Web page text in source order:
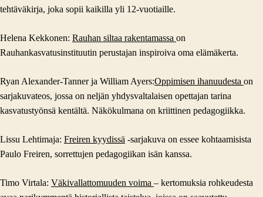
tehtäväkirja, joka sopii kaikilla yli 12-vuotiaille.
Helena Kekkonen: Rauhan siltaa rakentamassa on
Rauhankasvatusinstituutin perustajan inspiroiva oma elämäkerta.
Ryan Alexander-Tanner ja William Ayers:Oppimisen ihanuudesta on
sarjakuvateos, jossa on neljän yhdysvaltalaisen opettajan tarina
kasvatustyönsä kentältä. Näkökulmana on kriittinen pedagogiikka.
Lissu Lehtimaja: Freiren kyydissä -sarjakuva on essee kohtaamisista
Paulo Freiren, sorrettujen pedagogiikan isän kanssa.
Timo Virtala: Väkivallattomuuden voima – kertomuksia rohkeudesta